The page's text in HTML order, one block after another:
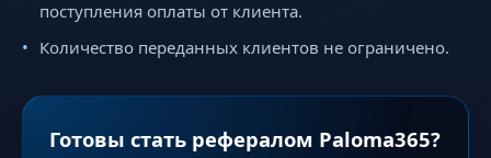
поступления оплаты от клиента.
Количество переданных клиентов не ограничено.
Готовы стать рефералом Paloma365?